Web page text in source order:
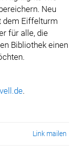
bereichern. Neu
dem Eiffelturm
für alle, die
Bibliothek einen
.
Link mailen